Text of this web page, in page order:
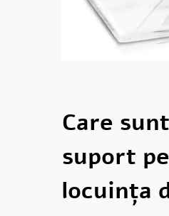
Care
suport
locuința